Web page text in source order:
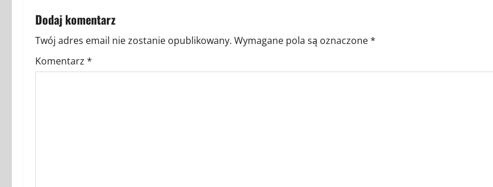
c
z
w
Dodaj komentarz
Twój adres email nie zostanie opublikowany. Wymagane pola są oznaczone*
Komentarz *